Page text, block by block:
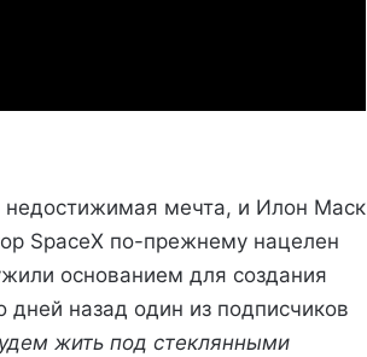
мечта, и Илон Маск
SpaceX по-прежнему нацелен
основанием для создания
дней назад один из подписчиков
жить под стеклянными